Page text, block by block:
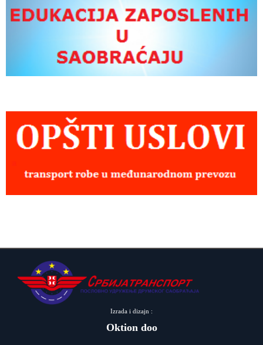
Izrada i dizajn :
Oktion doo